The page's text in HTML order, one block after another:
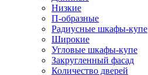
Низкие
П-образные
Радиусные шкафы-купе
Широкие
Угловые шкафы-купе
Закругленный фасад
Количество дверей